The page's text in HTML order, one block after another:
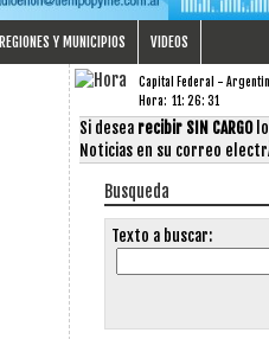
REGIONES Y MUNICIPIOS VIDEOS
Capital Federal -
Hora: 11: 26: 31
Si desea recibir SIN CARGO
Noticias en su correo
Busqueda
Texto a buscar: